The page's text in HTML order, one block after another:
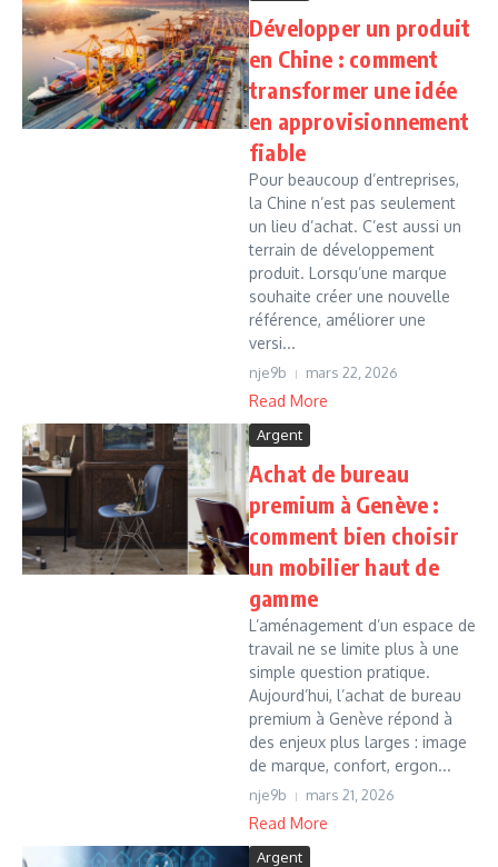
Développer un produit
en Chine : comment
transformer une idée
en approvisionnement
fiable
Pour beaucoup d’entreprises,
la Chine n’est pas seulement
un lieu d’achat. C’est aussi un
terrain de développement
produit. Lorsqu’une marque
souhaite créer une nouvelle
référence, améliorer une
versi...
nje9b mars 22, 2026
Read More
Argent
Achat de bureau
premium à Genève :
comment bien choisir
un mobilier haut de
gamme
L’aménagement d’un espace de
travail ne se limite plus à une
simple question pratique.
Aujourd’hui, l’achat de bureau
premium à Genève répond à
des enjeux plus larges : image
de marque, confort, ergon...
nje9b mars 21, 2026
Read More
Argent